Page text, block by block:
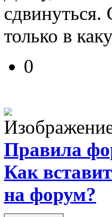
сдвинуться.
только в
0
Правила
Как
на форум?